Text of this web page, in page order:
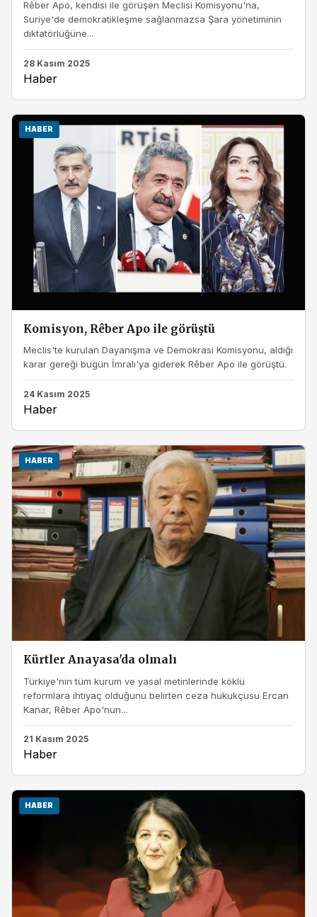
Rêber Apo, kendisi ile görüşen Meclisi Komisyonu'na,
Suriye'de demokratikleşme sağlanmazsa Şara yönetiminin
diktatörlüğüne...
28 Kasım 2025
Haber
HABER
Komisyon, Rêber Apo ile görüştü
Meclis'te kurulan Dayanışma ve Demokrasi Komisyonu, aldığı
karar gereği bugün İmralı'ya giderek Rêber Apo ile görüştü.
24 Kasım 2025
Haber
HABER
Kürtler Anayasa'da olmalı
Türkiye'nin tüm kurum ve yasal metinlerinde köklü
reformlara ihtiyaç olduğunu belirten ceza hukukçusu Ercan
Kanar, Rêber Apo'nun...
21 Kasım 2025
Haber
HABER